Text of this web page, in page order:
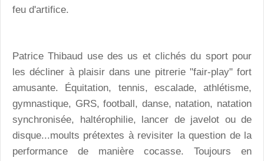
feu d'artifice.
Patrice Thibaud use des us et clichés du sport pour
les décliner à plaisir dans une pitrerie "fair-play" fort
amusante. Équitation, tennis, escalade, athlétisme,
gymnastique, GRS, football, danse, natation, natation
synchronisée, haltérophilie, lancer de javelot ou de
disque...moults prétextes à revisiter la question de la
performance de manière cocasse. Toujours en